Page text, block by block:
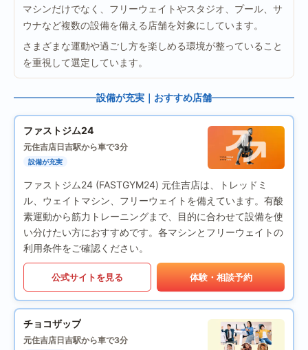
マシンだけでなく、フリーウェイトやスタジオ、プール、サ
ウナなど複数の設備を備える店舗を対象にしています。
さまざまな運動や過ごし方を楽しめる環境が整っていること
を重視して選定しています。
設備が充実｜おすすめ店舗
ファストジム24
元住吉店日吉駅から車で3分
設備が充実
ファストジム24 (FASTGYM24) 元住吉店は、トレッドミ
ル、ウェイトマシン、フリーウェイトを備えています。有酸
素運動から筋力トレーニングまで、目的に合わせて設備を使
い分けたい方におすすめです。各マシンとフリーウェイトの
利用条件をご確認ください。
公式サイトを見る 体験・相談予約
チョコザップ
元住吉店日吉駅から車で3分